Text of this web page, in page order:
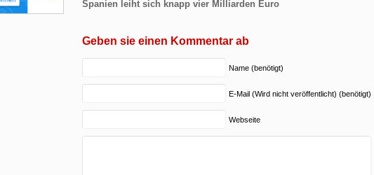
Spanien leiht sich knapp vier Milliarden Euro
Geben sie einen Kommentar ab
Name (benötigt)
E-Mail (Wird nicht veröffentlicht) (benötigt)
Webseite